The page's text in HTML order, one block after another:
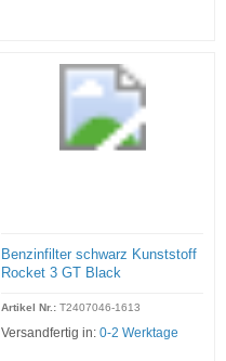
Benzinfilter schwarz Kunststoff
Rocket 3 GT Black
Artikel Nr.: T2407046-1613
Versandfertig in: 0-2 Werktage